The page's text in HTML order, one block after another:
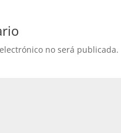
no será publicada.